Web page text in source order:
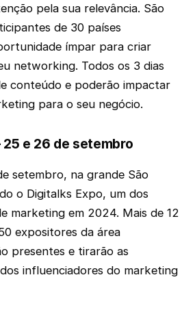
pela sua relevância. São
de 30 países
ímpar para criar
networking. Todos os 3 dias
conteúdo e poderão impactar
para o seu negócio.
25 e 26 de setembro
setembro, na grande São
o Digitalks Expo, um dos
marketing em 2024. Mais de 12
expositores da área
presentes e tirarão as
influenciadores do marketing